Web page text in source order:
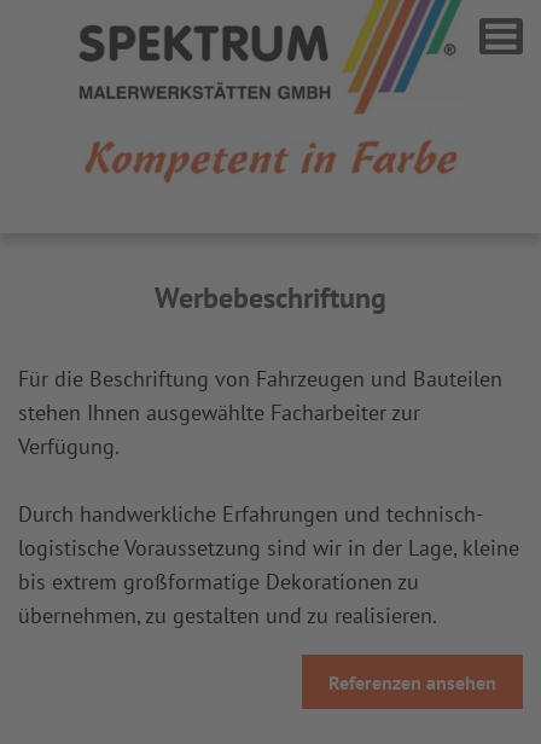
Kontakt
Impressum
Werbebeschriftung
Für die Beschriftung von Fahrzeugen und Bauteilen
stehen Ihnen ausgewählte Facharbeiter zur
Verfügung.
Durch handwerkliche Erfahrungen und technisch-
logistische Voraussetzung sind wir in der Lage, kleine
bis extrem großformatige Dekorationen zu
übernehmen, zu gestalten und zu realisieren.
Referenzen ansehen